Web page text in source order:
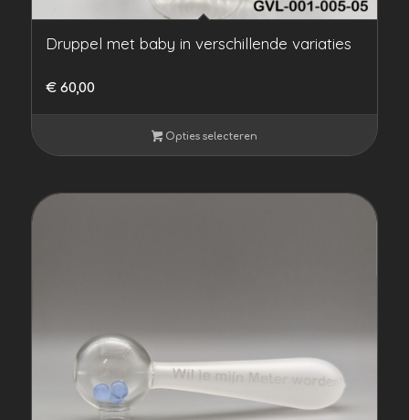
Druppel met baby in verschillende variaties
€60,00
Opties selecteren